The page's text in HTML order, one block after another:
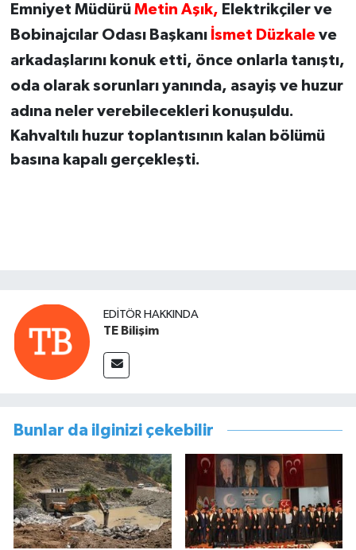
Emniyet Müdürü Metin Aşık, Elektrikçiler ve
Bobinajcılar Odası Başkanı İsmet Düzkaleve
arkadaşlarını konuk etti, önce onlarla tanıştı,
oda olarak sorunları yanında, asayiş ve huzur
adına neler verebilecekleri konuşuldu.
Kahvaltılı huzur toplantısının kalan bölümü
basına kapalı gerçekleşti.
EDITÖR HAKKINDA
TE Bilişim
Bunlar da ilginizi çekebilir